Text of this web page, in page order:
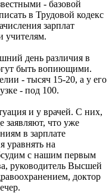
- базовой
в Трудовой кодекс
зарплат
учителям.
день различия в
быть вопиющими.
- тысяч 15-20, а у его
- под 100.
и у врачей. С них,
заявляют, что уже
в зарплате
уравнять на
с нашим первым
руководитель Высшей
доктор